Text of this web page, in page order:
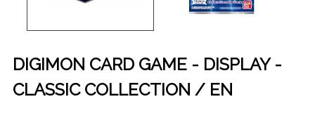
DIGIMON CARD GAME - DISPLAY -
CLASSIC COLLECTION / EN